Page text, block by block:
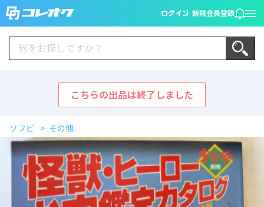
ログイン 新規会員登録
こちらの出品は終了しました
ソフビ その他